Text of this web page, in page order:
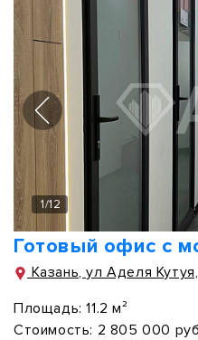
1/12
Готовый офис с
Казань, ул Аделя
Площадь: 11.2 м²
Стоимость: 2 805 000